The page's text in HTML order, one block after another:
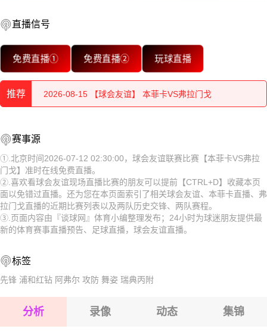
直播信号
免费直播① 免费直播② 玩球直播
推荐
2026-08-15 【球会友谊】 本菲卡VS弗拉门戈
2026-08-15 【球会友谊】 本菲卡VS弗拉门戈
2026-08-15 【球会友谊】 本菲卡VS弗拉门戈
2026-08-15 【球会友谊】 本菲卡VS弗拉门戈
2026-08-14 【球会友谊】 本菲卡VS弗拉门戈
2026-08-15 【球会友谊】 本菲卡VS弗拉门戈
2026-08-15 【球会友谊】 本菲卡VS弗拉门戈
2026-08-15 【球会友谊】 本菲卡VS弗拉门戈
2026-08-15 【球会友谊】 本菲卡VS弗拉门戈
赛事源
①.北京时间2026-07-12 02:30:00，球会友谊联赛比赛【本菲卡VS弗拉
门戈】准时在线免费直播。
②.喜欢看球会友谊现场直播比赛的朋友可以提前【CTRL+D】收藏本页
面以免错过直播。还为您在本页面索引了相关球会友谊、本菲卡直播、弗
拉门戈直播的近期比赛列表以及两队历史交锋、两队赛程。
③.页面内容由『谈球网』体育小编整理发布；24小时为球迷朋友提供最
新的体育赛事直播预告、足球直播，球会友谊直播。
标签
先锋 浦和红钻 阿弗尔 攻防 舞姿 瑞典丙附
分析 录像 动态 集锦